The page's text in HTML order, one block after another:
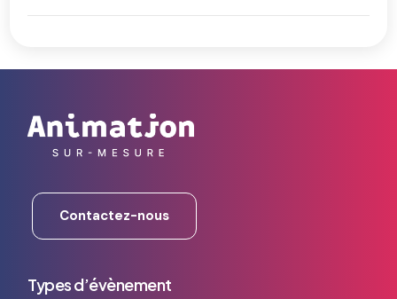
Contactez-nous
Types d’évènement